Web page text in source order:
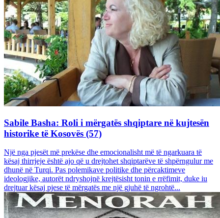
Sabile Basha: Roli i mërgatës shqiptare në kujtesën
historike të Kosovës (57)
Një nga pjesët më prekëse dhe emocionalisht më të ngarkuara të
kësaj thirrjeje është ajo që u drejtohet shqiptarëve të shpërngulur me
dhunë në Turqi. Pas polemikave politike dhe përcaktimeve
ideologjike, autorët ndryshojnë krejtësisht tonin e rrëfimit, duke iu
drejtuar kësaj pjese të mërgatës me një gjuhë të ngrohtë...